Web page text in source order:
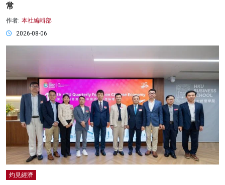
常
作者: 本社編輯部
2026-08-06
灼見經濟